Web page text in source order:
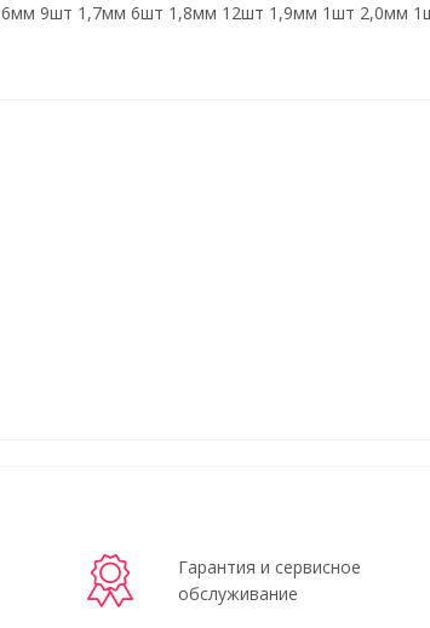
9шт 1,7мм 6шт 1,8мм 12шт 1,9мм 1шт 2,0мм
Гарантия и сервисное
обслуживание